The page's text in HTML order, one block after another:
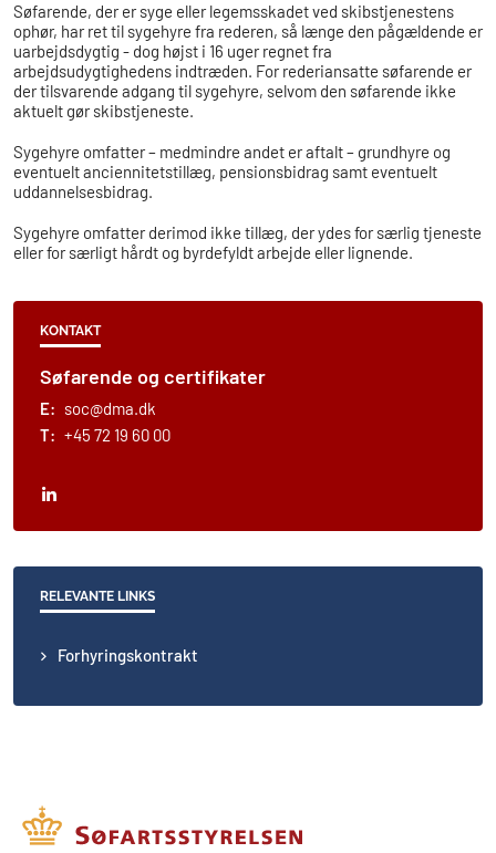
Søfarende, der er syge eller legemsskadet ved skibstjenestens
ophør, har ret til sygehyre fra rederen, så længe den pågældende er
uarbejdsdygtig - dog højst i 16 uger regnet fra
arbejdsudygtighedens indtræden. For rederiansatte søfarende er
der tilsvarende adgang til sygehyre, selvom den søfarende ikke
aktuelt gør skibstjeneste.
Sygehyre omfatter – medmindre andet er aftalt – grundhyre og
eventuelt anciennitetstillæg, pensionsbidrag samt eventuelt
uddannelsesbidrag.
Sygehyre omfatter derimod ikke tillæg, der ydes for særlig tjeneste
eller for særligt hårdt og byrdefyldt arbejde eller lignende.
KONTAKT
Søfarende og certifikater
E: soc@dma.dk
T: +45 72 19 60 00
RELEVANTE LINKS
Forhyringskontrakt